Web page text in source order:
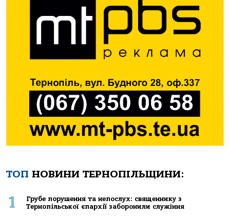
ТОП НОВИНИ ТЕРНОПІЛЬЩИНИ:
1
Грубе порушення та непослух: священнику з
Тернопільської єпархії заборонили служіння